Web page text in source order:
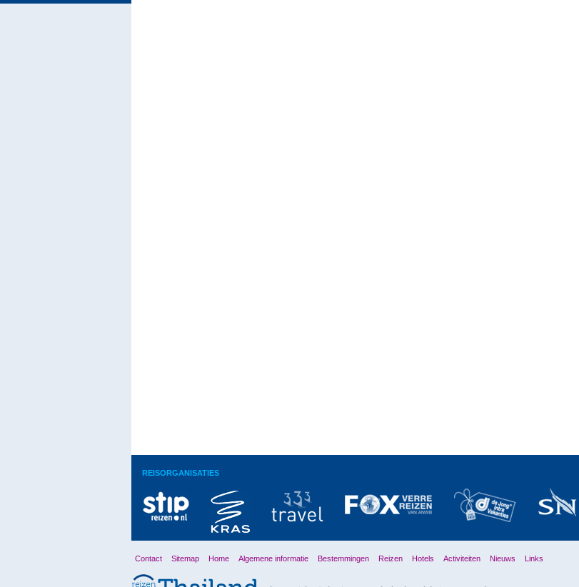
REISORGANISATIES
Contact Sitemap Home Algemene informatie Bestemmingen Reizen Hotels Activiteiten Nieuws Links